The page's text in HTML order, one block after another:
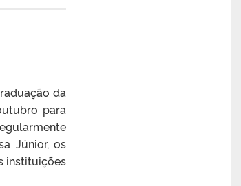
da
para
Júnior, os
instituições